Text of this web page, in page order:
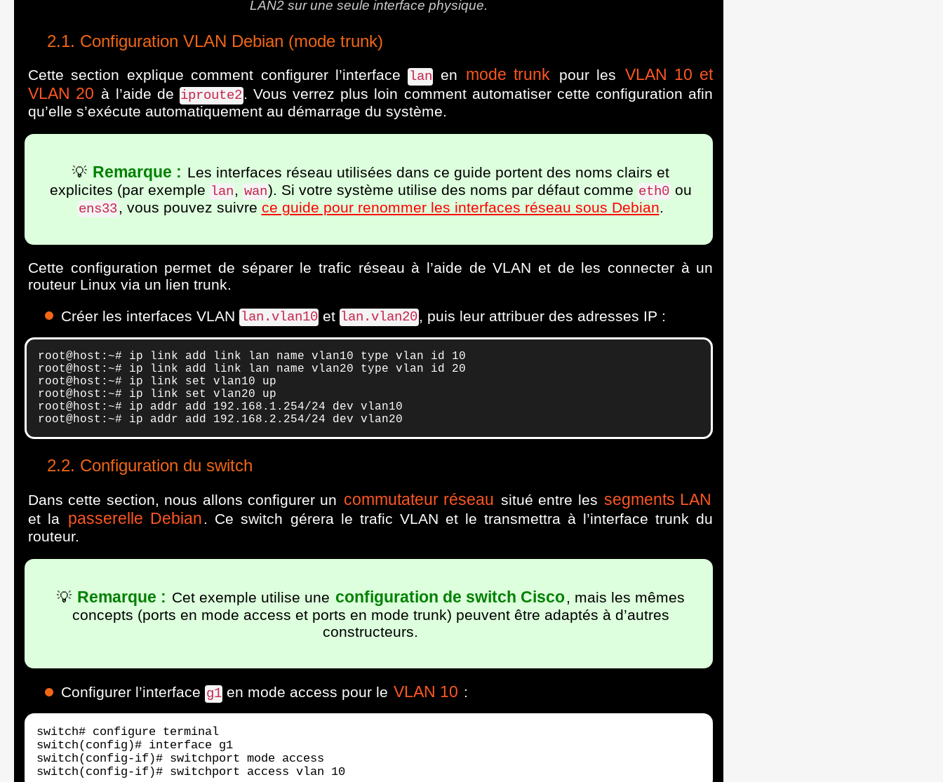
LAN2 sur une seule interface physique.
Configuration VLAN Debian (mode trunk)
Cette section explique comment configurer l’interfacelan en mode trunk pour les
VLAN 10 et
VLAN 20 à l’aide de iproute2. Vous verrez plus loin comment automatiser cette configuration afin
qu’elle s’exécute automatiquement au démarrage du système.
💡 Remarque : Les interfaces réseau utilisées dans ce guide portent des noms clairs et
explicites (par exemple lan, wan). Si votre système utilise des noms par défaut comme eth0 ou
ens33, vous pouvez suivre ce guide pour renommer les interfaces réseau sous Debian.
Cette configuration permet de séparer le trafic réseau à l’aide de VLAN et de les connecter à un
routeur Linux via un lien trunk.
Créer les interfaces VLAN lan.vlan10et lan.vlan20, puis leur attribuer des adresses IP :
root@host:~# ip link add link lan name vlan10 type vlan id 10
root@host:~# ip link add link lan name vlan20 type vlan id 20
root@host:~# ip link set vlan10 up
root@host:~# ip link set vlan20 up
root@host:~# ip addr add 192.168.1.254/24 dev vlan10
root@host:~# ip addr add 192.168.2.254/24 dev vlan20
Configuration du switch
Dans cette section, nous allons configurer un commutateur réseau situé entre les segments LAN
et la passerelle Debian . Ce switch gérera le trafic VLAN et le transmettra à l’interface trunk du
routeur.
💡 Remarque : Cet exemple utilise une configuration de switch Cisco , mais les mêmes
concepts (ports en mode access et ports en mode trunk) peuvent être adaptés à d’autres
constructeurs.
Configurer l’interfaceg1en mode access pour le VLAN 10 :
switch# configure terminal
switch(config)# interface g1
switch(config-if)# switchport mode access
switch(config-if)# switchport access vlan 10